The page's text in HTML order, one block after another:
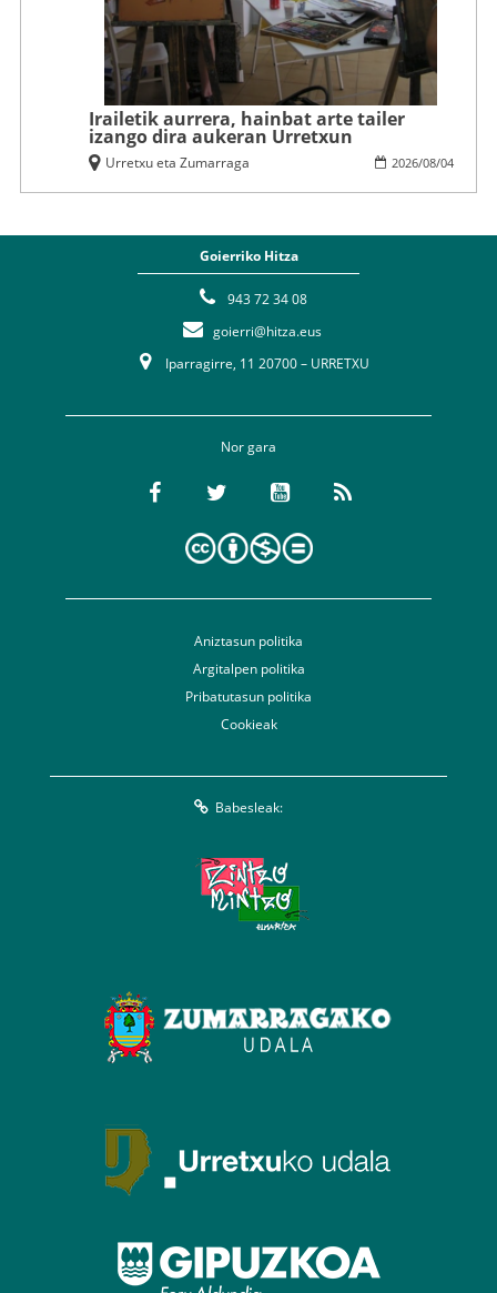
Irailetik aurrera, hainbat arte tailer
izango dira aukeran Urretxun
2026/08/04
Urretxu eta Zumarraga
Goierriko Hitza
943 72 34 08
goierri@hitza.eus
Iparragirre, 11 20700 – URRETXU
Nor gara
Aniztasun politika
Argitalpen politika
Pribatutasun politika
Cookieak
Babesleak: